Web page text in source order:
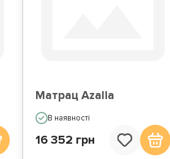
Матрац Azalia
В наявності
16 352 грн